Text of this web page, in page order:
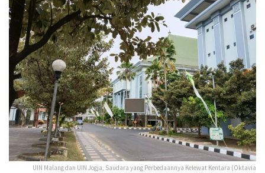
UIN Malang dan UIN Jogja, Saudara yang Perbedaannya Kelewat Kentara (Oktavia